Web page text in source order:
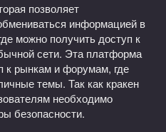
позволяет
информацией в
можно получить доступ к
сети. Эта платформа
к рынкам и форумам, где
темы. Так как кракен
необходимо
безопасности.